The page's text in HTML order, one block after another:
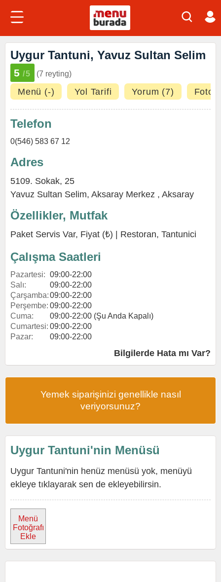
Uygur Tantuni, Yavuz Sultan Selim
5 /5 (7 reyting)
Menü (-) Yol Tarifi Yorum (7)
Telefon
0(546) 583 67 12
Adres
5109. Sokak, 25
Yavuz Sultan Selim, Aksaray Merkez , Aksaray
Özellikler, Mutfak
Paket Servis Var, Fiyat (₺) | Restoran, Tantunici
Çalışma Saatleri
Pazartesi: 09:00-22:00
Salı:
09:00-22:00
Çarşamba:09:00-22:00
Perşembe: 09:00-22:00
Cuma:
09:00-22:00 (Şu Anda Kapalı)
Cumartesi: 09:00-22:00
Pazar:
09:00-22:00
Bilgilerde Hata mı Var?
Yemek siparişinizi genellikle nasıl
veriyorsunuz?
Uygur Tantuni'nin Menüsü
Uygur Tantuni'nin henüz menüsü yok, menüyü
ekleye tıklayarak sen de ekleyebilirsin.
Menü
Fotoğrafı
Ekle